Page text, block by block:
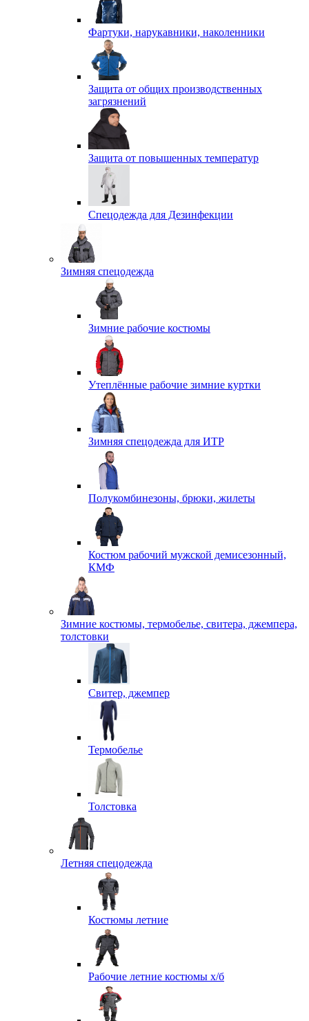
Фартуки, нарукавники, наколенники
Защита от общих производственных
загрязнений
Защита от повышенных температур
Спецодежда для Дезинфекции
Зимняя спецодежда
Зимние рабочие костюмы
Утеплённые рабочие зимние куртки
Зимняя спецодежда для ИТР
Полукомбинезоны, брюки, жилеты
Костюм рабочий мужской демисезонный,
КМФ
Зимние костюмы, термобелье, свитера, джемпера,
толстовки
Свитер, джемпер
Термобелье
Толстовка
Летняя спецодежда
Костюмы летние
Рабочие летние костюмы х/б